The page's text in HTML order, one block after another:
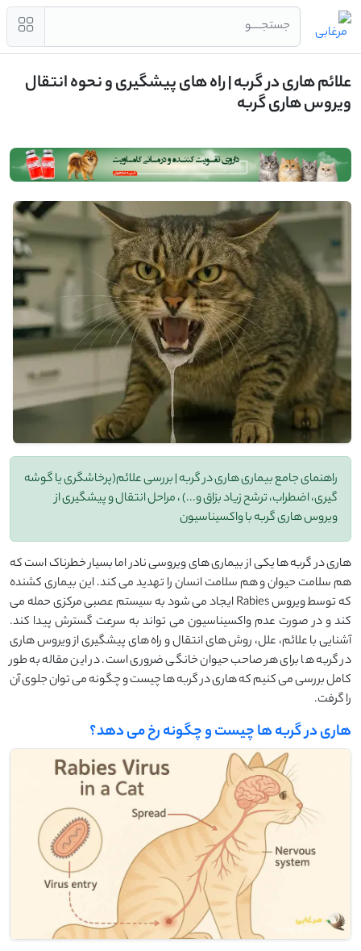
جستجــــو
علائم هاری در گربه | راه های پیشگیری و نحوه انتقال
ویروس هاری گربه
راهنمای جامع بیماری هاری در گربه | بررسی علائم(پرخاشگری یا گوشه
گیری، اضطراب، ترشح زیاد بزاق و...) ، مراحل انتقال و پیشگیری از
ویروس هاری گربه با واکسیناسیون
هاری در گربه ها یکی از بیماری های ویروسی نادر اما بسیار خطرناک است که
هم سلامت حیوان و هم سلامت انسان را تهدید می کند. این بیماری کشنده
که توسط ویروس Rabies ایجاد می شود به سیستم عصبی مرکزی حمله می
کند و در صورت عدم واکسیناسیون می تواند به سرعت گسترش پیدا کند.
آشنایی با علائم، علل، روش های انتقال و راه های پیشگیری از ویروس هاری
در گربه ها برای هر صاحب حیوان خانگی ضروری است. در این مقاله به طور
کامل بررسی می کنیم که هاری در گربه ها چیست و چگونه می توان جلوی آن
را گرفت.
هاری در گربه ها چیست و چگونه رخ می دهد؟